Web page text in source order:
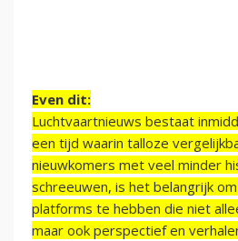
Even dit:
Luchtvaartnieuws bestaat
een tijd waarin talloze
nieuwkomers met veel minder
schreeuwen, is het belangrijk
platforms te hebben die niet
maar ook perspectief en